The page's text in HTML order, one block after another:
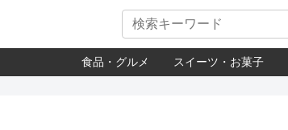
食品・グルメ スイーツ・お菓子